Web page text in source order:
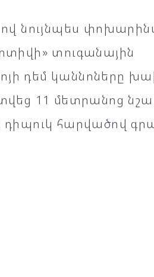
նույնպես
տուգանային
դեմ կաննոները
11 մետրանոց
հարվածով